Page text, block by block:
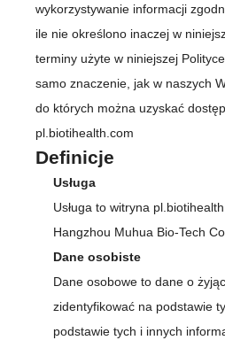
wykorzystywanie informacji
ile nie określono inaczej w
terminy użyte w niniejszej
samo znaczenie, jak w naszych
do których można uzyskać
pl.biotihealth.com
Definicje
Usługa
Usługa to witryna
Hangzhou Muhua Bio-Tech
Dane osobiste
Dane osobowe to dane o
zidentyfikować na podstawie
podstawie tych i innych